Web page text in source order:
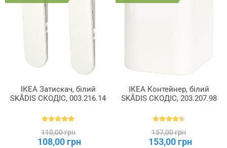
ІКЕА Затискач, білий
SKÅDIS СКОДІС, 003.216.14
110,00 грн
108,00 грн
ІКЕА Контейнер, білий
SKÅDIS СКОДІС, 203.207.98
157,00 грн
153,00 грн